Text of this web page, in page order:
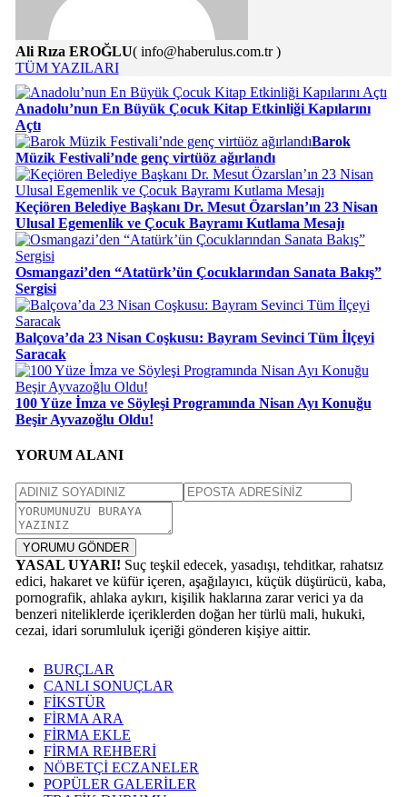
Ali Rıza EROĞLU( info@haberulus.com.tr )
TÜM YAZILARI
Anadolu’nun En Büyük Çocuk Kitap Etkinliği Kapılarını
Açtı
Barok
Müzik Festivali’nde genç virtüöz ağırlandı
Keçiören Belediye Başkanı Dr. Mesut Özarslan’ın 23 Nisan
Ulusal Egemenlik ve Çocuk Bayramı Kutlama Mesajı
Osmangazi’den “Atatürk’ün Çocuklarından Sanata Bakış”
Sergisi
Balçova’da 23 Nisan Coşkusu: Bayram Sevinci Tüm İlçeyi
Saracak
100 Yüze İmza ve Söyleşi Programında Nisan Ayı Konuğu
Beşir Ayvazoğlu Oldu!
YORUM ALANI
YORUMU GÖNDER
YASAL UYARI! Suç teşkil edecek, yasadışı, tehditkar, rahatsız
edici, hakaret ve küfür içeren, aşağılayıcı, küçük düşürücü, kaba,
pornografik, ahlaka aykırı, kişilik haklarına zarar verici ya da
benzeri niteliklerde içeriklerden doğan her türlü mali, hukuki,
cezai, idari sorumluluk içeriği gönderen kişiye aittir.
BURÇLAR
CANLI SONUÇLAR
FİKSTÜR
FİRMA ARA
FİRMA EKLE
FİRMA REHBERİ
NÖBETÇİ ECZANELER
POPÜLER GALERİLER